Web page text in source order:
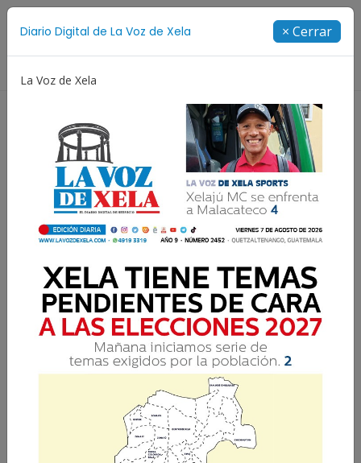
Diario Digital de La Voz de Xela × Cerrar
La Voz de Xela
La economía de fin de año;
cuidados a tomar en
cuenta
Recordando a mi gran amigo, el Dr. Eduardo
Palacios, coach financiero quien repetía con
frecuencia de que debemos gastar en diciembre
pensando en enero.